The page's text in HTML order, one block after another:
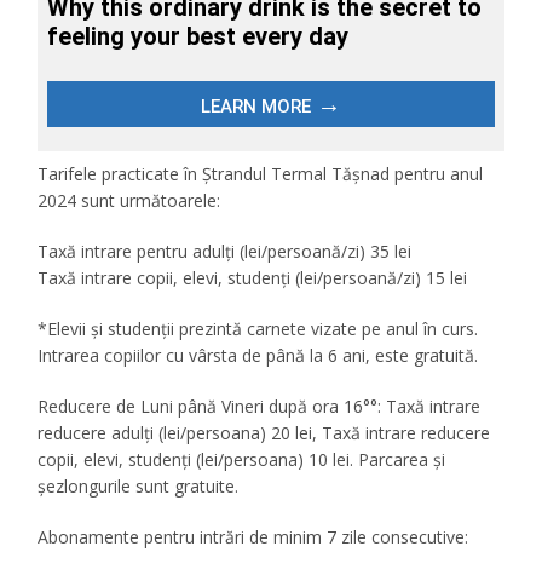
Tarifele practicate în Ştrandul Termal Tăşnad pentru anul
2024 sunt următoarele:
Taxă intrare pentru adulţi (lei/persoană/zi) 35 lei
Taxă intrare copii, elevi, studenţi (lei/persoană/zi) 15 lei
*Elevii și studenții prezintă carnete vizate pe anul în curs.
Intrarea copiilor cu vârsta de până la 6 ani, este gratuită.
Reducere de Luni până Vineri după ora 16°°: Taxă intrare
reducere adulți (lei/persoana) 20 lei, Taxă intrare reducere
copii, elevi, studenţi (lei/persoana) 10 lei. Parcarea și
șezlongurile sunt gratuite.
Abonamente pentru intrări de minim 7 zile consecutive: